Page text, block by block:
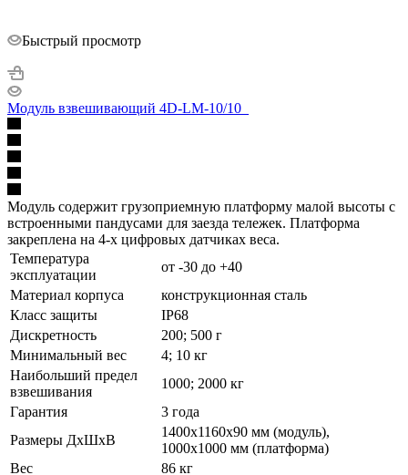
Быстрый просмотр
Модуль взвешивающий 4D-LM-10/10_
Модуль содержит грузоприемную платформу малой высоты с
встроенными пандусами для заезда тележек. Платформа
закреплена на 4-х цифровых датчиках веса.
Температура
эксплуатации
от -30 до +40
Материал корпуса
конструкционная сталь
Класс защиты
IP68
Дискретность
200; 500 г
Минимальный вес
4; 10 кг
Наибольший предел
взвешивания
1000; 2000 кг
Гарантия
3 года
Размеры ДхШхВ
1400х1160х90 мм (модуль),
1000х1000 мм (платформа)
Вес
86 кг